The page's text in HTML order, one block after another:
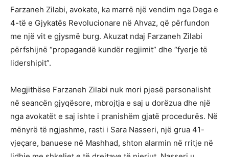
Farzaneh Zilabi, avokate, ka marrë një vendim nga Dega e
4-të e Gjykatës Revolucionare në Ahvaz, që përfundon
me një vit e gjysmë burg. Akuzat ndaj Farzaneh Zilabi
përfshijnë “propagandë kundër regjimit” dhe “fyerje të
lidershipit”.
Megjithëse Farzaneh Zilabi nuk mori pjesë personalisht
në seancën gjyqësore, mbrojtja e saj u dorëzua dhe një
nga avokatët e saj ishte i pranishëm gjatë procedurës. Në
mënyrë të ngjashme, rasti i Sara Nasseri, një grua 41-
vjeçare, banuese në Mashhad, shton alarmin në rritje në